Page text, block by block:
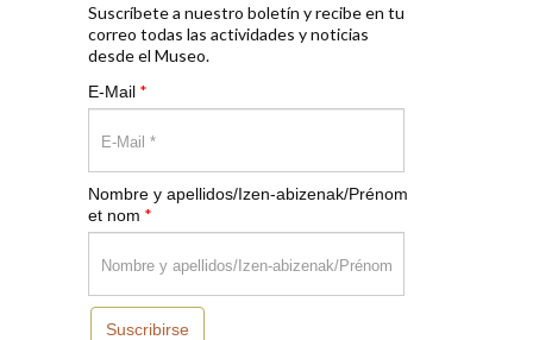
Suscríbete a nuestro boletín y recibe en tu
correo todas las actividades y noticias
desde el Museo.
E-Mail *
Nombre y apellidos/Izen-abizenak/Prénom
et nom *
Suscribirse